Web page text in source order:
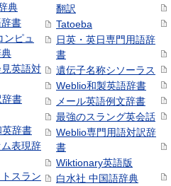
典
書
ンピュ
英語対
辞書
辞書
表現辞
スラン
翻訳
Tatoeba
日英・英日専門用語辞
書
遺伝子名称シソーラス
Weblio和製英語辞書
メール英語例文辞書
最強のスラング英会話
Weblio専門用語対訳辞
書
Wiktionary英語版
白水社 中国語辞典